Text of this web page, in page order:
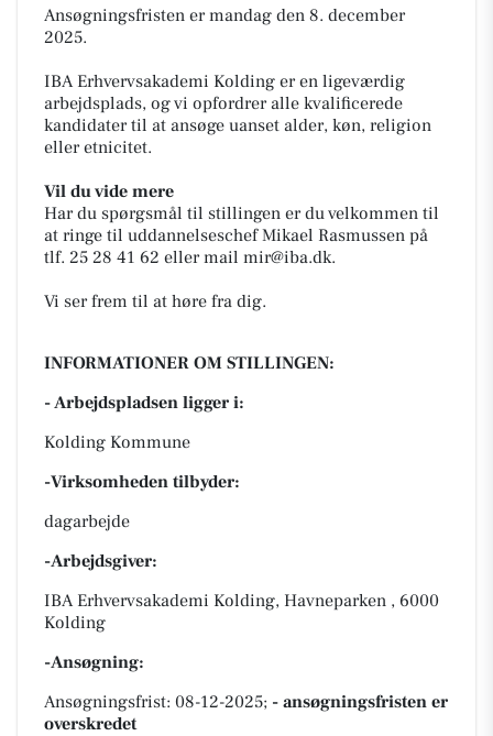
Ansøgningsfristen er mandag den 8. december
2025.
IBA Erhvervsakademi Kolding er en ligeværdig
arbejdsplads, og vi opfordrer alle kvalificerede
kandidater til at ansøge uanset alder, køn, religion
eller etnicitet.
Vil du vide mere
Har du spørgsmål til stillingen er du velkommen til
at ringe til uddannelseschef Mikael Rasmussen på
tlf. 25 28 41 62 eller mail mir@iba.dk.
Vi ser frem til at høre fra dig.
INFORMATIONER OM STILLINGEN:
- Arbejdspladsen ligger i:
Kolding Kommune
-Virksomheden tilbyder:
dagarbejde
-Arbejdsgiver:
IBA Erhvervsakademi Kolding, Havneparken , 6000
Kolding
-Ansøgning:
Ansøgningsfrist: 08-12-2025; - ansøgningsfristen er
overskredet